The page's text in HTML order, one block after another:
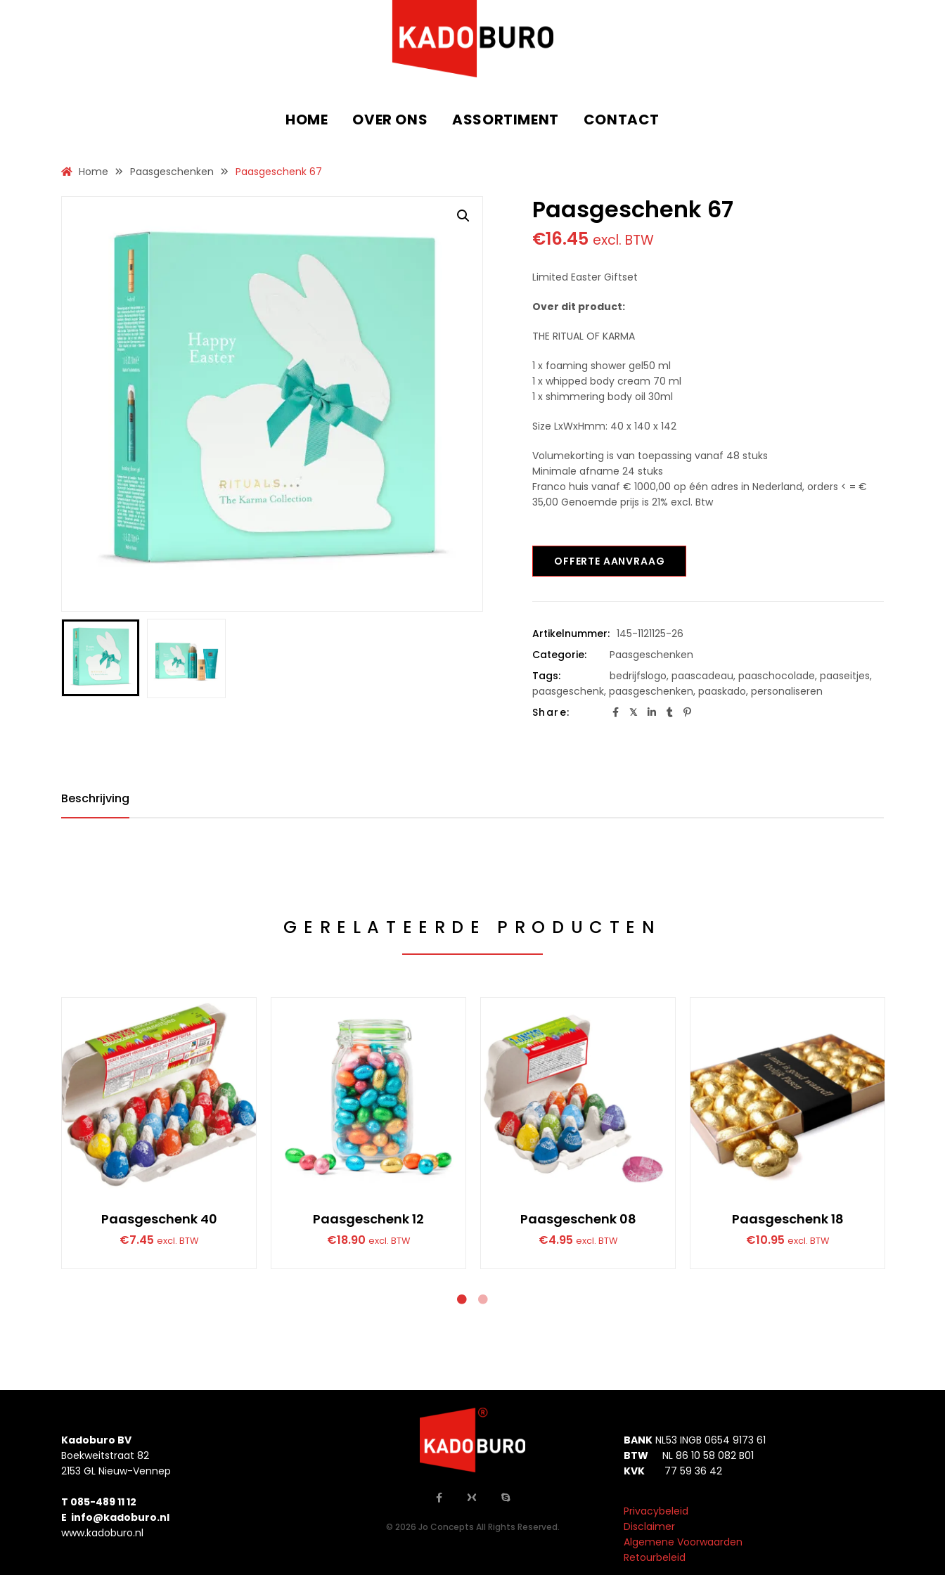
HOME OVER ONS ASSORTIMENT CONTACT
Home Paasgeschenken Paasgeschenk 67
Paasgeschenk 67
€16.45 excl. BTW
Limited Easter Giftset
Over dit product:
THE RITUAL OF KARMA
1 x foaming shower gel50 ml
1 x whipped body cream 70 ml
1 x shimmering body oil 30ml
Size LxWxHmm: 40 x 140 x 142
Volumekorting is van toepassing vanaf 48 stuks
Minimale afname 24 stuks
Franco huis vanaf € 1000,00 op één adres in Nederland, orders < = €
35,00 Genoemde prijs is 21% excl. Btw
OFFERTE AANVRAAG
Artikelnummer: 145-1121125-26
Categorie:
Paasgeschenken
Tags:
bedrijfslogo, paascadeau, paaschocolade, paaseitjes,
paasgeschenk, paasgeschenken, paaskado, personaliseren
Share:
Beschrijving
GERELATEERDE PRODUCTEN
Paasgeschenk 40
€7.45 excl. BTW
Paasgeschenk 12
€18.90 excl. BTW
Paasgeschenk 08
€4.95 excl. BTW
Paasgeschenk 18
€10.95 excl. BTW
Kadoburo BV
Boekweitstraat 82
2153 GL Nieuw-Vennep
T 085-489 11 12
E info@kadoburo.nl
www.kadoburo.nl
BANK NL53 INGB 0654 9173 61
BTW NL 86 10 58 082 B01
KVK 77 59 36 42
Privacybeleid
Disclaimer
Algemene Voorwaarden
Retourbeleid
© 2026 Jo Concepts All Rights Reserved.